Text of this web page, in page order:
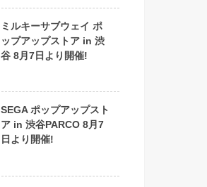
ミルキーサブウェイ ポ
ップアップストア in 渋
谷 8月7日より開催!
SEGA ポップアップスト
ア in 渋谷PARCO 8月7
日より開催!